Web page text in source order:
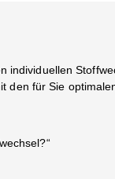
individuellen
den für Sie